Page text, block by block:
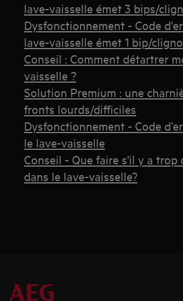
lave-vaisselle émet 3 bips/
Dysfonctionnement - Code
lave-vaisselle émet 1 bip/
Conseil : Comment détartrer
vaisselle ?
Solution Premium : une
fronts lourds/difficiles
Dysfonctionnement - Code
le lave-vaisselle
Conseil - Que faire s'il y a trop
dans le lave-vaisselle?